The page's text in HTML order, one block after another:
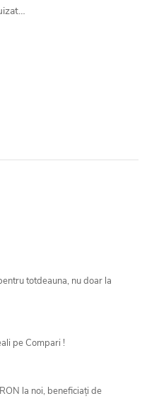
totdeauna, nu doar la
pe Compari !
la noi, beneficiați de